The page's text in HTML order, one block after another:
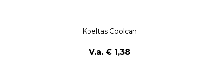
Koeltas Coolcan
V.a. € 1,38